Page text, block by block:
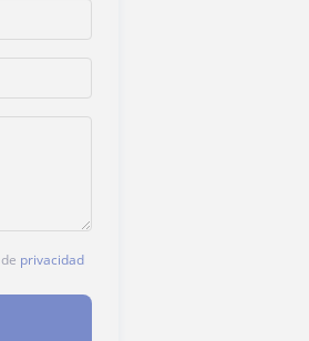
privacidad